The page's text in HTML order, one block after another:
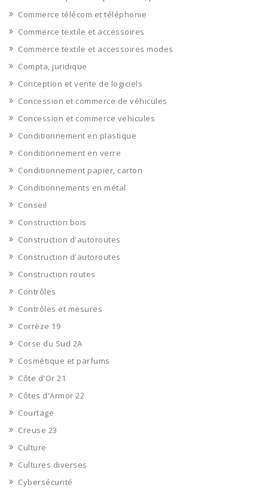
Commerce télécom et téléphonie
Commerce textile et accessoires
Commerce textile et accessoires modes
Compta, juridique
Conception et vente de logiciels
Concession et commerce de véhicules
Concession et commerce vehicules
Conditionnement en plastique
Conditionnement en verre
Conditionnement papier, carton
Conditionnements en métal
Conseil
Construction bois
Construction d'autoroutes
Construction d'autoroutes
Construction routes
Contrôles
Contrôles et mesures
Corrèze 19
Corse du Sud 2A
Cosmétique et parfums
Côte d'Or 21
Côtes d'Armor 22
Courtage
Creuse 23
Culture
Cultures diverses
Cybersécurité